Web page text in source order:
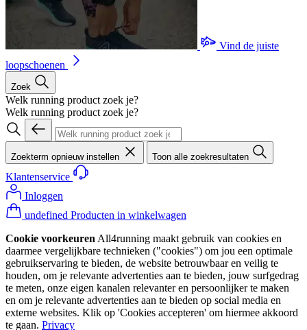
Vind de juiste
loopschoenen
Zoek
Welk running product zoek je?
Welk running product zoek je?
Zoekterm opnieuw instellen Toon alle zoekresultaten
Klantenservice
Inloggen
undefined Producten in winkelwagen
Cookie voorkeuren All4running maakt gebruik van cookies en
daarmee vergelijkbare technieken ("cookies") om jou een optimale
gebruikservaring te bieden, de website betrouwbaar en veilig te
houden, om je relevante advertenties aan te bieden, jouw surfgedrag
te meten, onze eigen kanalen relevanter en persoonlijker te maken
en om je relevante advertenties aan te bieden op social media en
externe websites. Klik op 'Cookies accepteren' om hiermee akkoord
te gaan. Privacy